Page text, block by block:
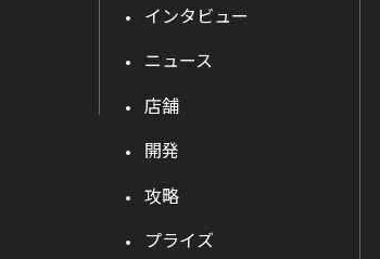
インタビュー
ニュース
店舗
開発
攻略
プライズ